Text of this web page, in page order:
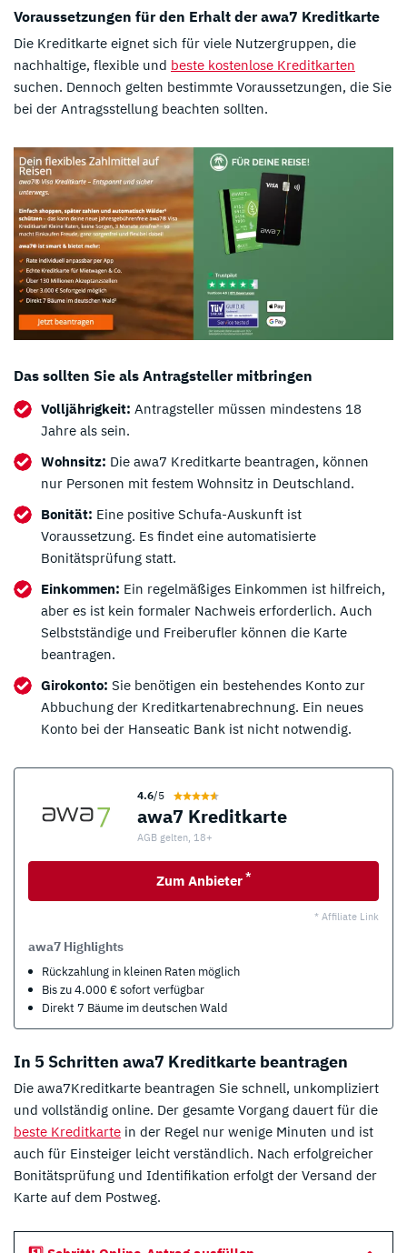
Voraussetzungen für den Erhalt der awa7 Kreditkarte
Die Kreditkarte eignet sich für viele Nutzergruppen, die
nachhaltige, flexible und beste kostenlose Kreditkarten
suchen. Dennoch gelten bestimmte Voraussetzungen, die Sie
bei der Antragsstellung beachten sollten.
Das sollten Sie als Antragsteller mitbringen
Volljährigkeit: Antragsteller müssen mindestens 18
Jahre als sein.
Wohnsitz: Die awa7 Kreditkarte beantragen, können
nur Personen mit festem Wohnsitz in Deutschland.
Bonität: Eine positive Schufa-Auskunft ist
Voraussetzung. Es findet eine automatisierte
Bonitätsprüfung statt.
Einkommen: Ein regelmäßiges Einkommen ist hilfreich,
aber es ist kein formaler Nachweis erforderlich. Auch
Selbstständige und Freiberufler können die Karte
beantragen.
Girokonto: Sie benötigen ein bestehendes Konto zur
Abbuchung der Kreditkartenabrechnung. Ein neues
Konto bei der Hanseatic Bank ist nicht notwendig.
4.6/5
awa7 Kreditkarte
AGB gelten, 18+
Zum Anbieter *
* Affiliate Link
awa7 Highlights
Rückzahlung in kleinen Raten möglich
Bis zu 4.000 € sofort verfügbar
Direkt 7 Bäume im deutschen Wald
In 5 Schritten awa7 Kreditkarte beantragen
Die awa7Kreditkarte beantragen Sie schnell, unkompliziert
und vollständig online. Der gesamte Vorgang dauert für die
beste Kreditkarte in der Regel nur wenige Minuten und ist
auch für Einsteiger leicht verständlich. Nach erfolgreicher
Bonitätsprüfung und Identifikation erfolgt der Versand der
Karte auf dem Postweg.